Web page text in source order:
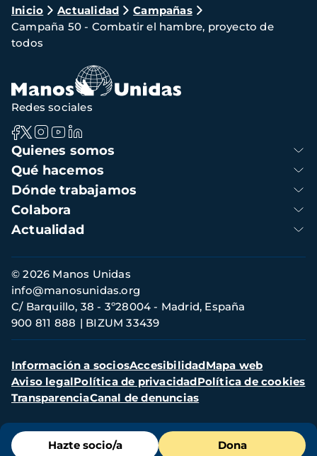
Ruta
de
navegación
Inicio Actualidad
Campañas
Campaña 50 - Combatir el hambre, proyecto de
todos
Menú
de
Hazte socio/a Dona
Navegación
principal
Quienes somos
Qué hacemos
Dónde trabajamos
Colabora
Actualidad
Redes sociales
Información
de
contacto
© 2026 Manos Unidas
C/ Barquillo, 38 - 3º28004 - Madrid, España
900 811 888
BIZUM 33439
info@manosunidas.org
Menú
secundario
Información a sociosAccesibilidadMapa web
Aviso legalPolítica de privacidadPolítica de cookies
TransparenciaCanal de denuncias